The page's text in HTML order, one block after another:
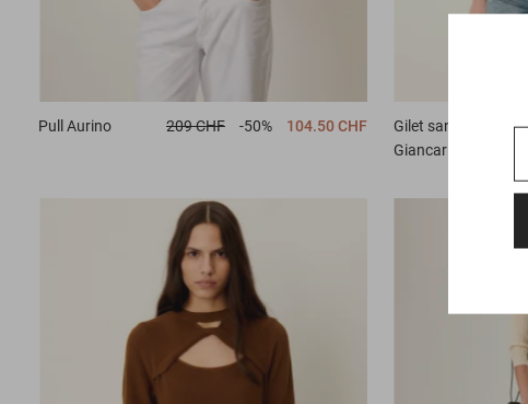
Pull Aurino 209 CHF -50% 104.50 CHF
Gilet sans manches
Giancarlo